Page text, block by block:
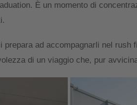
È un momento di
prepara ad accompagnarli nel
di un viaggio che, pur